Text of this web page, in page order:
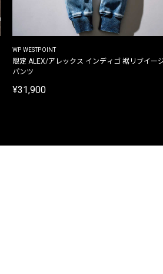
WP WESTPOINT
限定 ALEX/アレックス インディゴ 裾リブイー
パンツ
¥31,900